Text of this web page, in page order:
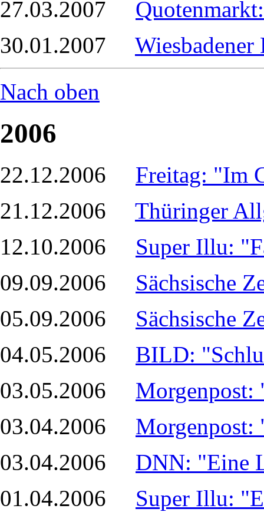
27.03.2007
30.01.2007
Nach oben
2006
22.12.2006 Freitag: "Im
21.12.2006 Thüringer
12.10.2006 Super Illu:
09.09.2006 Sächsische
05.09.2006 Sächsische
04.05.2006 BILD:
03.05.2006 Morgenpost:
03.04.2006 Morgenpost:
03.04.2006 DNN: "Eine
01.04.2006 Super Illu: